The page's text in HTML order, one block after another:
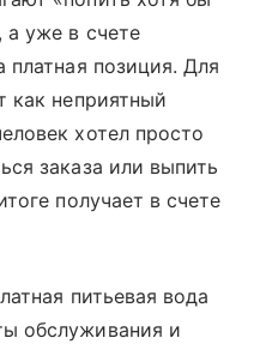
а уже в счете
платная позиция. Для
как неприятный
хотел просто
заказа или выпить
получает в счете
питьевая вода
обслуживания и